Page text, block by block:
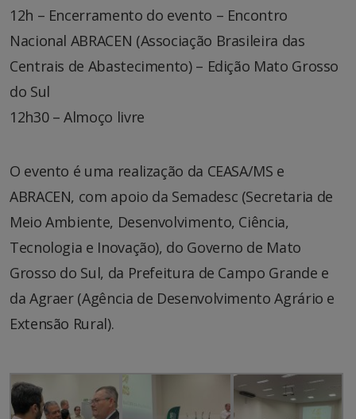
12h – Encerramento do evento – Encontro
Nacional ABRACEN (Associação Brasileira das
Centrais de Abastecimento) – Edição Mato Grosso
do Sul
12h30 – Almoço livre
O evento é uma realização da CEASA/MS e
ABRACEN, com apoio da Semadesc (Secretaria de
Meio Ambiente, Desenvolvimento, Ciência,
Tecnologia e Inovação), do Governo de Mato
Grosso do Sul, da Prefeitura de Campo Grande e
da Agraer (Agência de Desenvolvimento Agrário e
Extensão Rural).